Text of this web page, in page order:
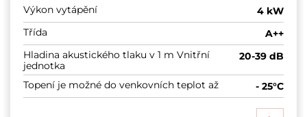
Výkon vytápění
4 kW
Třída
A++
Hladina akustického tlaku v 1 m Vnitřní
jednotka
20-39 dB
Topení je možné do venkovních teplot až - 25°C